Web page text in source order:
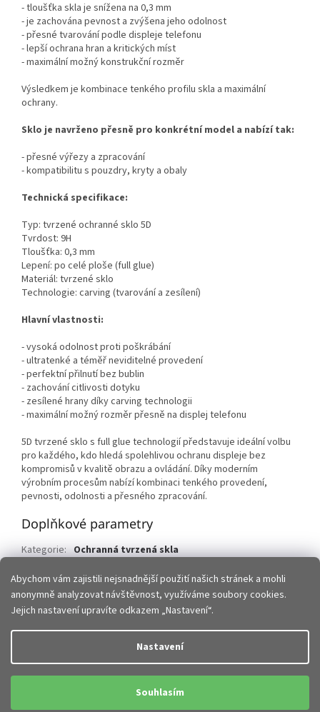
Abychom vám zajistili nejsnadnější použití našich stránek a mohli
anonymně analyzovat návštěvnost, využíváme soubory cookies.
Jejich nastavení upravíte odkazem „Nastavení“.
Nastavení
Souhlasím
- tloušťka skla je snížena na 0,3 mm
- je zachována pevnost a zvýšena jeho odolnost
- přesné tvarování podle displeje telefonu
- lepší ochrana hran a kritických míst
- maximální možný konstrukční rozměr
Výsledkem je kombinace tenkého profilu skla a maximální
ochrany.
Sklo je navrženo přesně pro konkrétní model a nabízí tak:
- přesné výřezy a zpracování
- kompatibilitu s pouzdry, kryty a obaly
Technická specifikace:
Typ: tvrzené ochranné sklo 5D
Tvrdost: 9H
Tloušťka: 0,3 mm
Lepení: po celé ploše (full glue)
Materiál: tvrzené sklo
Technologie: carving (tvarování a zesílení)
Hlavní vlastnosti:
- vysoká odolnost proti poškrábání
- ultratenké a téměř neviditelné provedení
- perfektní přilnutí bez bublin
- zachování citlivosti dotyku
- zesílené hrany díky carving technologii
- maximální možný rozměr přesně na displej telefonu
5D tvrzené sklo s full glue technologií představuje ideální volbu
pro každého, kdo hledá spolehlivou ochranu displeje bez
kompromisů v kvalitě obrazu a ovládání. Díky moderním
výrobním procesům nabízí kombinaci tenkého provedení,
pevnosti, odolnosti a přesného zpracování.
Doplňkové parametry
Kategorie: Ochranná tvrzená skla
Copyright 2026JHMobil.cz. Všechna práva vyhrazena.Upravit
nastavení cookies